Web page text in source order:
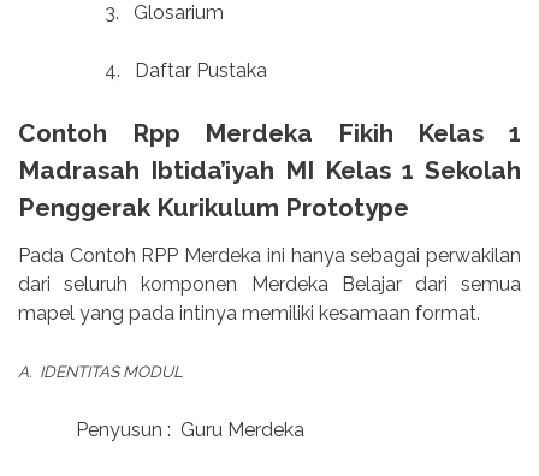
3. Glosarium
4. Daftar Pustaka
Contoh Rpp Merdeka Fikih Kelas 1
Madrasah Ibtida’iyah MI Kelas 1 Sekolah
Penggerak Kurikulum Prototype
Pada Contoh RPP Merdeka ini hanya sebagai perwakilan
dari seluruh komponen Merdeka Belajar dari semua
mapel yang pada intinya memiliki kesamaan format.
A. IDENTITAS MODUL
Penyusun : Guru Merdeka